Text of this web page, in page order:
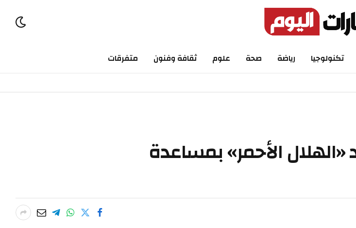
تكنولوجيا رياضة صحة علوم ثقافة وفنون متفرقات
الأحمر» بمساعدة